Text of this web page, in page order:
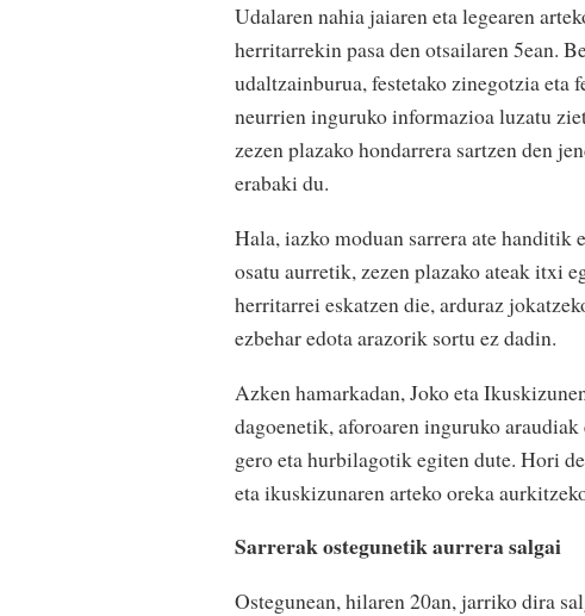
Udalaren nahia jaiaren eta legearen
herritarrekin pasa den otsailaren 5ean.
udaltzainburua, festetako zinegotzia eta
neurrien inguruko informazioa luzatu
zezen plazako hondarrera sartzen den
erabaki du.
Hala, iazko moduan sarrera ate handitik
osatu aurretik, zezen plazako ateak itxi
herritarrei eskatzen die, arduraz
ezbehar edota arazorik sortu ez dadin.
Azken hamarkadan, Joko eta
dagoenetik, aforoaren inguruko
gero eta hurbilagotik egiten dute. Hori
eta ikuskizunaren arteko oreka
Sarrerak ostegunetik aurrera salgai
Ostegunean, hilaren 20an, jarriko dira